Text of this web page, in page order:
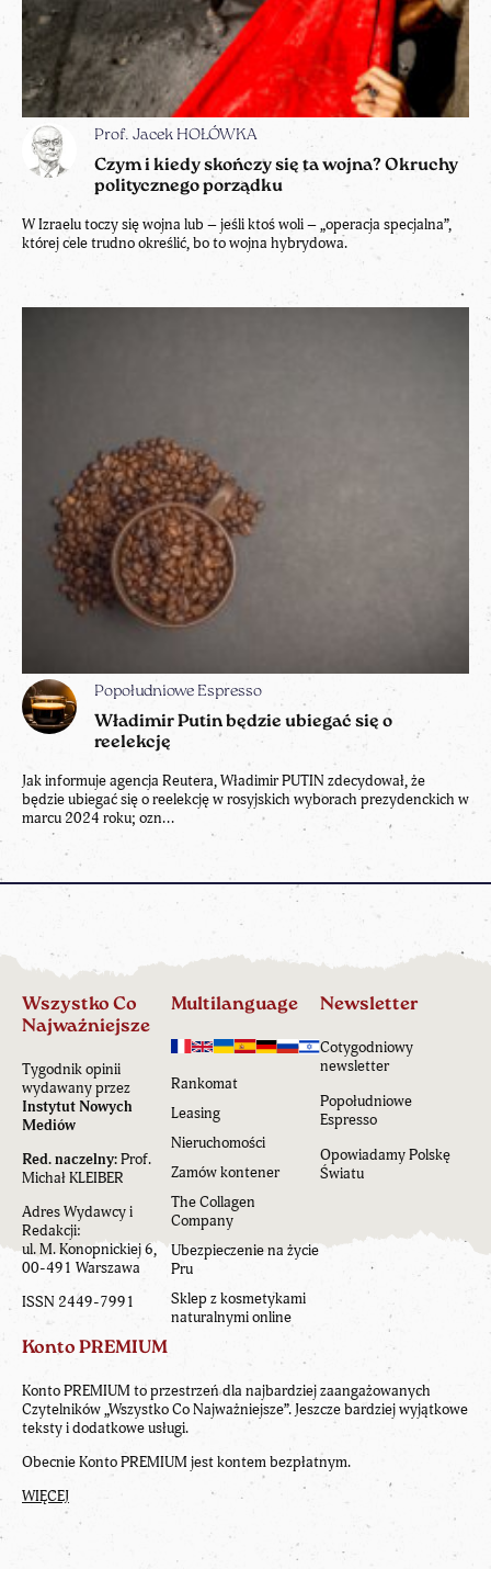
Prof. Jacek HOŁÓWKA
Czym i kiedy skończy się ta wojna? Okruchy
politycznego porządku
W Izraelu toczy się wojna lub – jeśli ktoś woli – „operacja specjalna”,
której cele trudno określić, bo to wojna hybrydowa.
Popołudniowe Espresso
Władimir Putin będzie ubiegać się o
reelekcję
Jak informuje agencja Reutera, Władimir PUTIN zdecydował, że
będzie ubiegać się o reelekcję w rosyjskich wyborach prezydenckich w
marcu 2024 roku; ozn...
Wszystko Co
Najważniejsze
Tygodnik opinii
wydawany przez
Instytut Nowych
Mediów
Red. naczelny:Prof.
Michał KLEIBER
Adres Wydawcy i
Redakcji:
ul. M. Konopnickiej 6,
00-491 Warszawa
ISSN 2449-7991
Multilanguage
Rankomat
Leasing
Nieruchomości
Zamów kontener
The Collagen
Company
Ubezpieczenie na życie
Pru
Sklep z kosmetykami
naturalnymi online
Newsletter
Cotygodniowy
newsletter
Popołudniowe
Espresso
Opowiadamy Polskę
Światu
Konto PREMIUM
Konto PREMIUM to przestrzeń dla najbardziej zaangażowanych
Czytelników „Wszystko Co Najważniejsze”. Jeszcze bardziej wyjątkowe
teksty i dodatkowe usługi.
Obecnie Konto PREMIUM jest kontem bezpłatnym.
WIĘCEJ